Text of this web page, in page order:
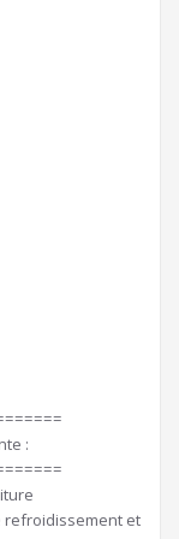
:
refroidissement et